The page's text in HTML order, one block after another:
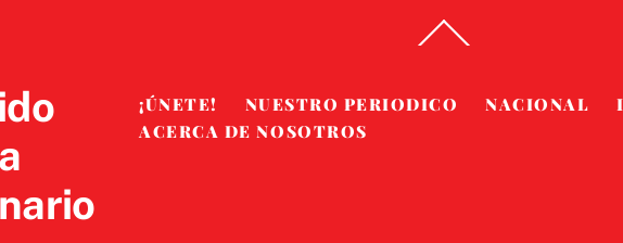
To
¡ÚNETE! NUESTRO PERIODICO NACIONAL
ACERCA DE NOSOTROS